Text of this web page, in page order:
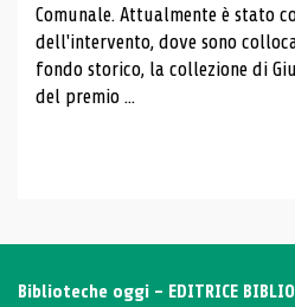
Comunale. Attualmente è stato
dell'intervento, dove sono
fondo storico, la collezione di
del premio ...
Biblioteche oggi - EDITRICE